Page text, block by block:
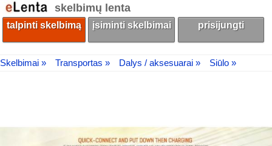
skelbimų lenta
talpinti skelbimą įsiminti skelbimai prisijungti
Skelbimai » Transportas » Dalys / aksesuarai » Siūlo »